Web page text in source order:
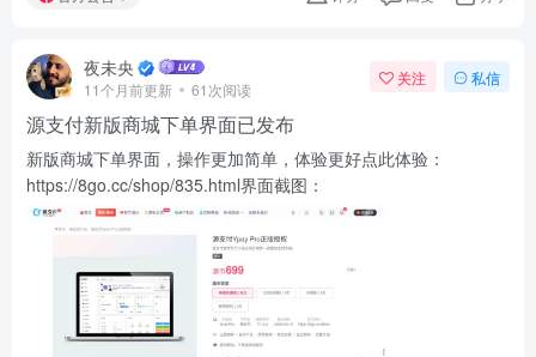
夜未央
11个月前更新 61次阅读
关注 私信
源支付新版商城下单界面已发布
新版商城下单界面，操作更加简单，体验更好点此体验：
https://8go.cc/shop/835.html界面截图：